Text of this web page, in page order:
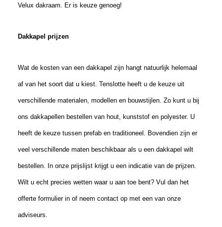
Velux dakraam. Er is keuze genoeg!
Dakkapel prijzen
Wat de kosten van een dakkapel zijn hangt natuurlijk helemaal
af van het soort dat u kiest. Tenslotte heeft u de keuzeuit
verschillende materialen, modellenen bouwstijlen. Zo kunt u bij
ons dakkapellen bestellen van hout, kunststof en polyester. U
heeft de keuze tussen prefab en traditioneel. Bovendien zijn er
veel verschillende maten beschikbaar als u een dakkapel wilt
bestellen. In onze prijslijst krijgt u een indicatie van de prijzen.
Wilt u echt precies wetten waar u aan toe bent? Vul dan het
offerte formulier in of neem contact op met een van onze
adviseurs.